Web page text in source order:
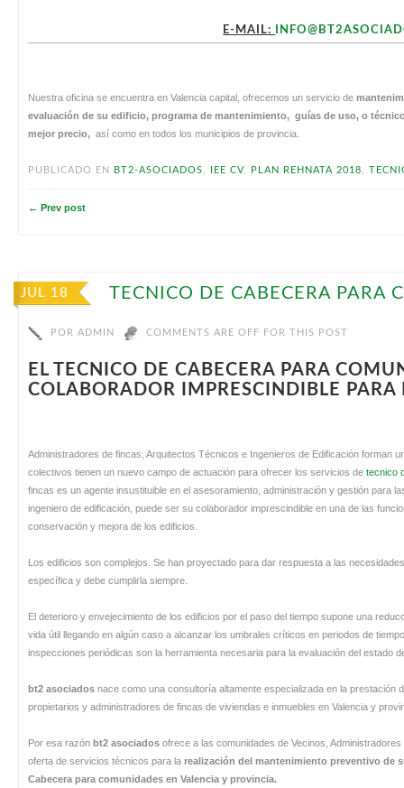
E-MAIL:
Nuestra oficina se encuentra en Valencia capital, ofrecemos un servicio de
evaluación de su edificio, programa de mantenimiento, guías de uso, o
mejor precio, así como en todos los municipios de provincia.
PUBLICADO EN BT2-ASOCIADOS IEE CV, PLAN REHNATA 2018
← Prev post
JUL 18 TECNICO DE CABECERA PARA
POR ADMIN COMMENTS ARE OFF FOR THIS POST
EL TECNICO DE CABECERA PARA
COLABORADOR IMPRESCINDIBLE
Administradores de fincas, Arquitectos Técnicos e Ingenieros de Edificación forman
colectivos tienen un nuevo campo de actuación para ofrecer los servicios de tecnico
fincas es un agente insustituible en el asesoramiento, administración y gestión para
ingeniero de edificación, puede ser su colaborador imprescindible en una de las
conservación y mejora de los edificios.
Los edificios son complejos. Se han proyectado para dar respuesta a las
específica y debe cumplirla siempre.
El deterioro y envejecimiento de los edificios por el paso del tiempo supone una
vida útil llegando en algún caso a alcanzar los umbrales críticos en periodos de
inspecciones periódicas son la herramienta necesaria para la evaluación del estado
bt2 asociados nace como una consultoría altamente especializada en la prestación
propietarios y administradores de fincas de viviendas e inmuebles en Valencia y
Por esa razón bt2 asociados ofrece a las comunidades de Vecinos,
oferta de servicios técnicos para la realización del mantenimiento preventivo de
Cabecera para comunidades en Valencia y provincia.